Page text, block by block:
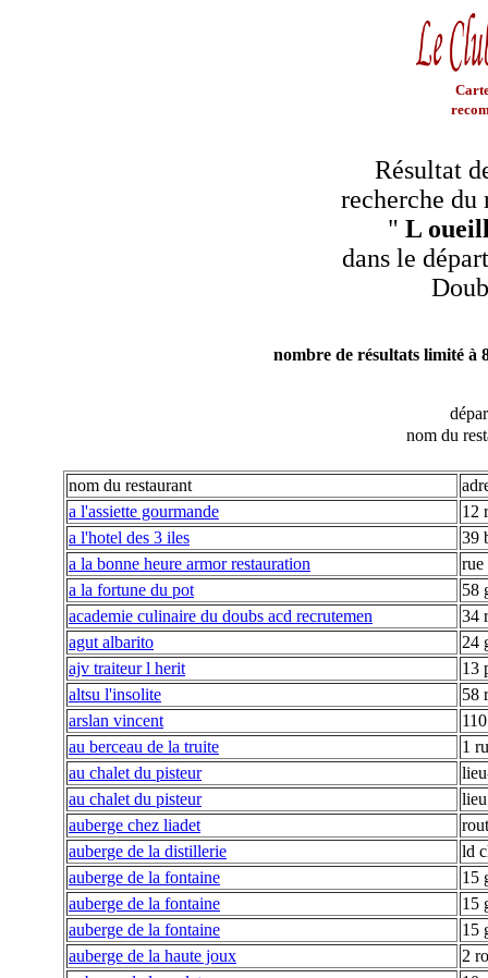
Résultat
recherche du
" L
dans le
nombre de résultats limité à
nom du
nom du restaurant
a l'assiette gourmande
12
a l'hotel des 3 iles
39
a la bonne heure armor restauration
rue
a la fortune du pot
58
academie culinaire du doubs acd recrutemen
34
agut albarito
24
ajv traiteur l herit
13
altsu l'insolite
58
arslan vincent
au berceau de la truite
1
au chalet du pisteur
au chalet du pisteur
auberge chez liadet
auberge de la distillerie
ld
auberge de la fontaine
15
auberge de la fontaine
15
auberge de la fontaine
15
auberge de la haute joux
2